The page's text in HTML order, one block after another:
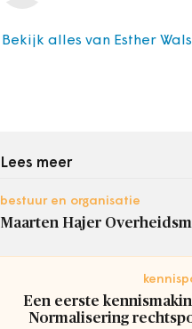
Bekijk alles van Esther
Lees meer
bestuur en organisatie
Maarten Hajer
Een eerste
Normalisering